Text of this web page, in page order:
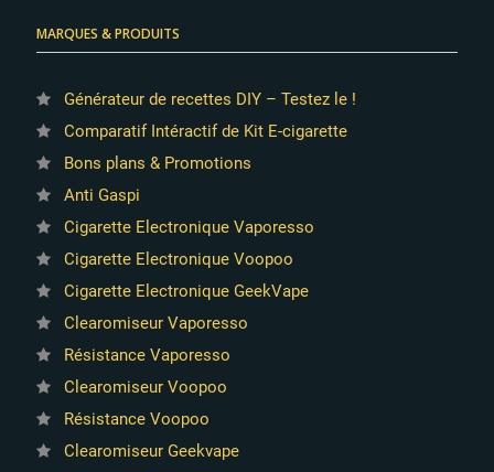
MARQUES & PRODUITS
Générateur de recettes DIY – Testez le !
Comparatif Intéractif de Kit E-cigarette
Bons plans & Promotions
Anti Gaspi
Cigarette Electronique Vaporesso
Cigarette Electronique Voopoo
Cigarette Electronique GeekVape
Clearomiseur Vaporesso
Résistance Vaporesso
Clearomiseur Voopoo
Résistance Voopoo
Clearomiseur Geekvape